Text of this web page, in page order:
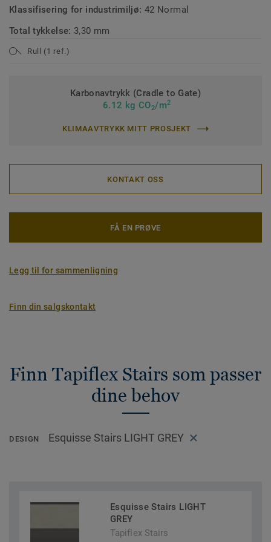
Klassifisering for industrimiljø: 42 Normal
Total tykkelse: 3,30 mm
Rull (1 ref.)
Karbonavtrykk (Cradle to Gate)
6.12 kg CO2/m2
KLIMAAVTRYKK MITT PROSJEKT
KONTAKT OSS
FÅ EN PRØVE
Legg til for sammenligning
Finn din salgskontakt
Finn Tapiflex Stairs som passer
dine behov
DESIGN Esquisse Stairs LIGHT GREY
Esquisse Stairs LIGHT
GREY
Tapiflex Stairs